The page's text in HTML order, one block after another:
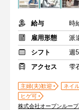
給与
時
雇用形態
派
シフト
週
アクセス
雫
主婦(夫)歓迎 ネイ
ヒゲ可
株式会社オープンルー